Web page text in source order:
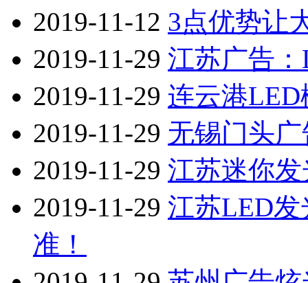
2019-11-12 3点优势让
2019-11-29 江苏广告
2019-11-29 连云港
2019-11-29 无锡门头
2019-11-29 江苏迷你
2019-11-29 江苏LED
准！